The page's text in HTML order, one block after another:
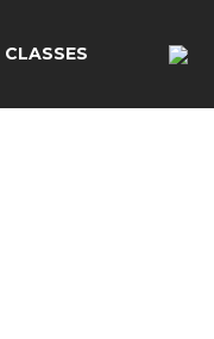
CLASSES